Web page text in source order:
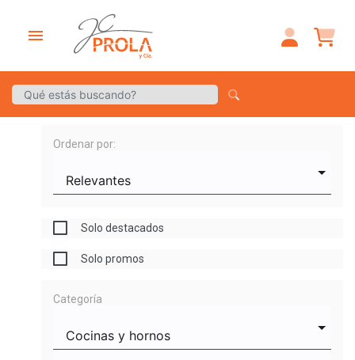
menu
Ordenar por:
Solo destacados
Solo promos
Categoría